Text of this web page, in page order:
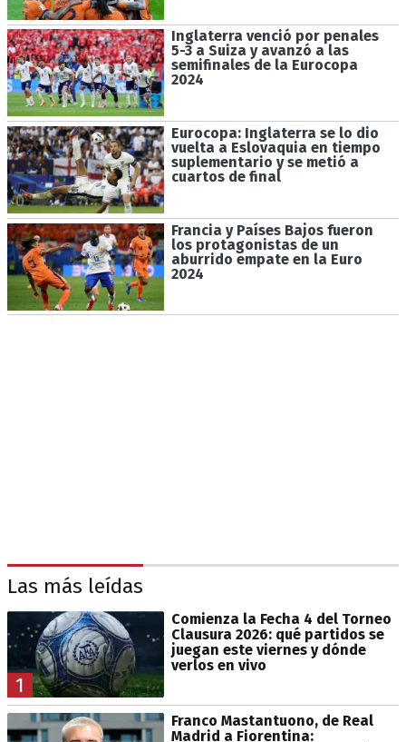
Inglaterra venció por penales
5-3 a Suiza y avanzó a las
semifinales de la Eurocopa
2024
Eurocopa: Inglaterra se lo dio
vuelta a Eslovaquia en tiempo
suplementario y se metió a
cuartos de final
Francia y Países Bajos fueron
los protagonistas de un
aburrido empate en la Euro
2024
Las más leídas
1
Comienza la Fecha 4 del Torneo
Clausura 2026: qué partidos se
juegan este viernes y dónde
verlos en vivo
Franco Mastantuono, de Real
Madrid a Fiorentina: